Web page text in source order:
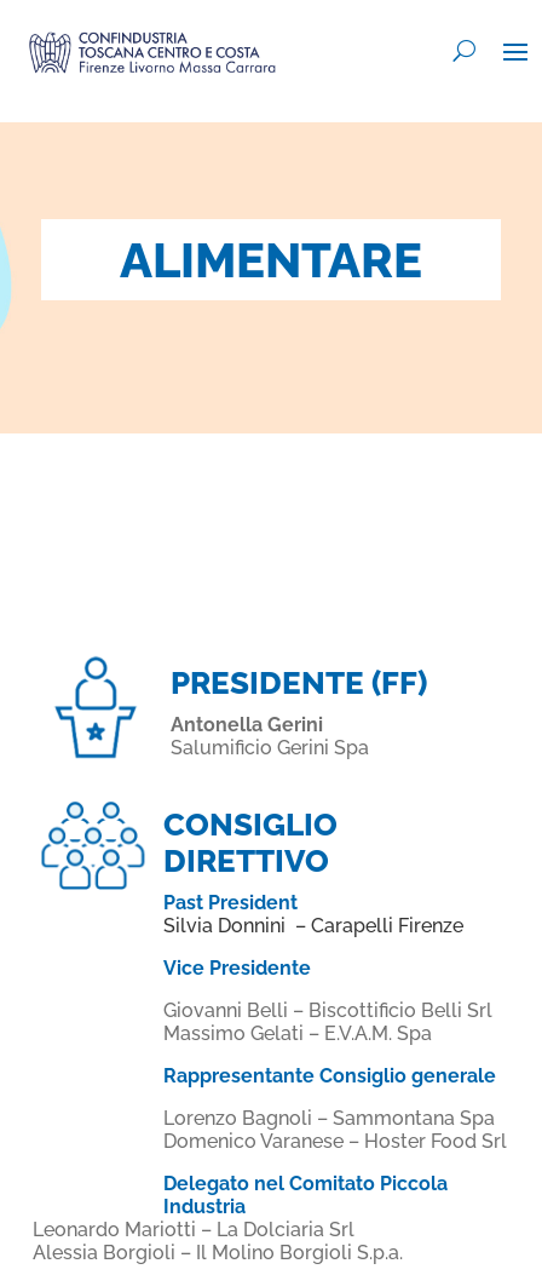
ALIMENTARE
PRESIDENTE (FF)
Antonella Gerini
Salumificio Gerini Spa
CONSIGLIO
DIRETTIVO
Past President
Silvia Donnini – Carapelli Firenze
Vice Presidente
Giovanni Belli – Biscottificio Belli Srl
Massimo Gelati – E.V.A.M. Spa
Rappresentante Consiglio generale
Lorenzo Bagnoli – Sammontana Spa
Domenico Varanese – Hoster Food Srl
Delegato nel Comitato Piccola
Industria
Leonardo Mariotti – La Dolciaria Srl
Alessia Borgioli – Il Molino Borgioli S.p.a.